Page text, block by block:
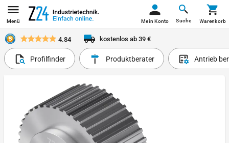
Menü Suche
Mein Konto Warenkorb
4.84 kostenlos ab 39 €
Profilfinder Produktberater Antrieb